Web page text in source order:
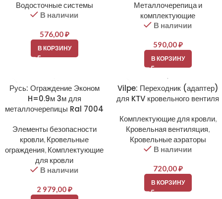
Водосточные системы
В наличии
576,00₽
В КОРЗИНУ
Металлочерепица и
комплектующие
В наличии
590,00₽
В КОРЗИНУ
Русь: Ограждение Эконом
H=0.9м 3м для
металлочерепицы Ral 7004
Элементы безопасности
кровли, Кровельные
ограждения, Комплектующие
для кровли
В наличии
2 979,00₽
Vilpe: Переходник (адаптер)
для KTV кровельного вентиля
Комплектующие для кровли,
Кровельная вентиляция,
Кровельные аэраторы
В наличии
720,00₽
В КОРЗИНУ